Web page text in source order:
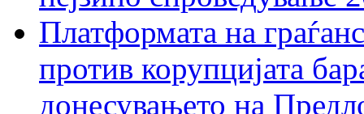
Платформата на
против корупцијата
донесувањето на